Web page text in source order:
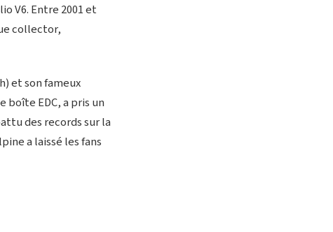
V6. Entre 2001 et
collector,
et son fameux
boîte EDC, a pris un
des records sur la
a laissé les fans